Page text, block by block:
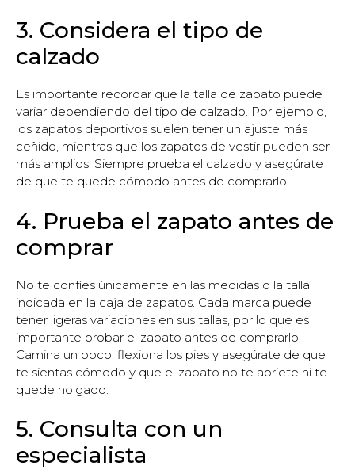
3. Considera el tipo de
calzado
Es importante recordar que la talla de zapato puede
variar dependiendo del tipo de calzado. Por ejemplo,
los zapatos deportivos suelen tener un ajuste más
ceñido, mientras que los zapatos de vestir pueden ser
más amplios. Siempre prueba el calzado y asegúrate
de que te quede cómodo antes de comprarlo.
4. Prueba el zapato antes de
comprar
No te confíes únicamente en las medidas o la talla
indicada en la caja de zapatos. Cada marca puede
tener ligeras variaciones en sus tallas, por lo que es
importante probar el zapato antes de comprarlo.
Camina un poco, flexiona los pies y asegúrate de que
te sientas cómodo y que el zapato no te apriete ni te
quede holgado.
5. Consulta con un
especialista